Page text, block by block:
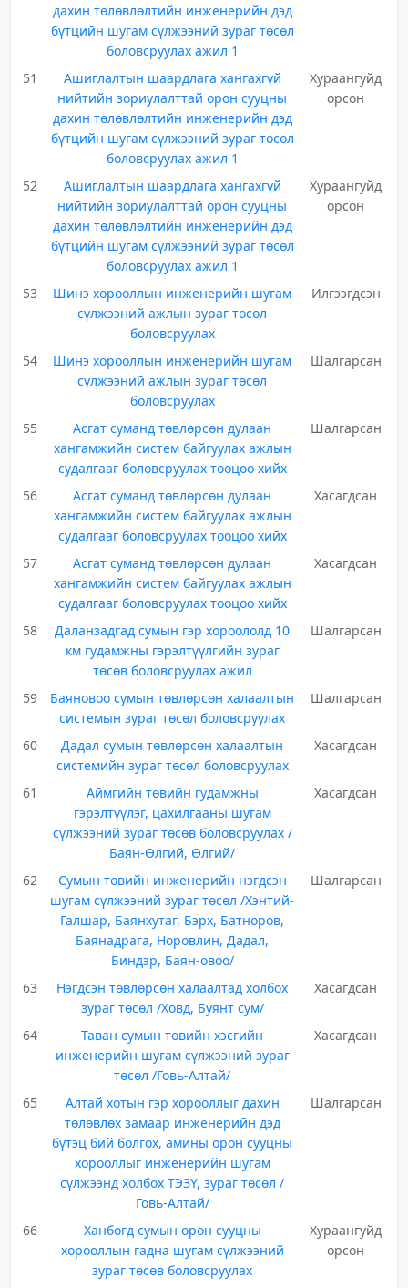
дахин төлөвлөлтийн инженерийн дэд
бүтцийн шугам сүлжээний зураг төсөл
боловсруулах ажил 1
51
Ашиглалтын шаардлага хангахгүй
нийтийн зориулалттай орон сууцны
дахин төлөвлөлтийн инженерийн дэд
бүтцийн шугам сүлжээний зураг төсөл
боловсруулах ажил 1
Хураангуйд
орсон
52
Ашиглалтын шаардлага хангахгүй
нийтийн зориулалттай орон сууцны
дахин төлөвлөлтийн инженерийн дэд
бүтцийн шугам сүлжээний зураг төсөл
боловсруулах ажил 1
Хураангуйд
орсон
53
Шинэ хорооллын инженерийн шугам
сүлжээний ажлын зураг төсөл
боловсруулах
Илгээгдсэн
54
Шинэ хорооллын инженерийн шугам
сүлжээний ажлын зураг төсөл
боловсруулах
Шалгарсан
55
Асгат суманд төвлөрсөн дулаан
хангамжийн систем байгуулах ажлын
судалгааг боловсруулах тооцоо хийх
Шалгарсан
56
Асгат суманд төвлөрсөн дулаан
хангамжийн систем байгуулах ажлын
судалгааг боловсруулах тооцоо хийх
Хасагдсан
57
Асгат суманд төвлөрсөн дулаан
хангамжийн систем байгуулах ажлын
судалгааг боловсруулах тооцоо хийх
Хасагдсан
58
Даланзадгад сумын гэр хороололд 10
км гудамжны гэрэлтүүлгийн зураг
төсөв боловсруулах ажил
Шалгарсан
59
Баяновоо сумын төвлөрсөн халаалтын
системын зураг төсөл боловсруулах
Шалгарсан
60
Дадал сумын төвлөрсөн халаалтын
системийн зураг төсөл боловсруулах
Хасагдсан
61
Аймгийн төвийн гудамжны
гэрэлтүүлэг, цахилгааны шугам
сүлжээний зураг төсөв боловсруулах /
Баян-Өлгий, Өлгий/
Хасагдсан
62
Сумын төвийн инженерийн нэгдсэн
шугам сүлжээний зураг төсөл /Хэнтий-
Галшар, Баянхутаг, Бэрх, Батноров,
Баянадрага, Норовлин, Дадал,
Биндэр, Баян-овоо/
Шалгарсан
63
Нэгдсэн төвлөрсөн халаалтад холбох
зураг төсөл /Ховд, Буянт сум/
Хасагдсан
64
Таван сумын төвийн хэсгийн
инженерийн шугам сүлжээний зураг
төсөл /Говь-Алтай/
Хасагдсан
65
Алтай хотын гэр хорооллыг дахин
төлөвлөх замаар инженерийн дэд
бүтэц бий болгох, амины орон сууцны
хорооллыг инженерийн шугам
сүлжээнд холбох ТЭЗҮ, зураг төсөл /
Говь-Алтай/
Шалгарсан
66
Ханбогд сумын орон сууцны
хорооллын гадна шугам сүлжээний
зураг төсөв боловсруулах
Хураангуйд
орсон